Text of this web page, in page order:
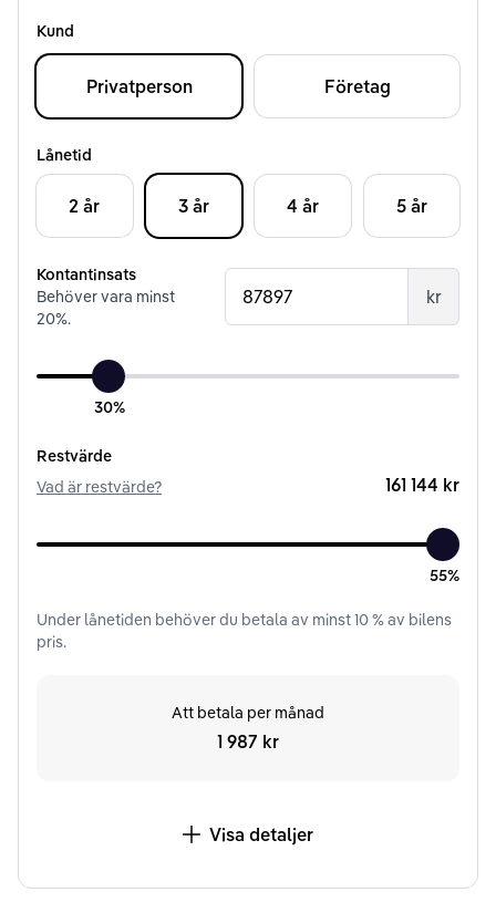
Kund
Privatperson Företag
Lånetid
2 år 3 år 4 år 5 år
Kontantinsats
Behöver vara minst
20%.
kr
30%
Restvärde
Vad är restvärde?
161 144 kr
55%
Under lånetiden behöver du betala av minst10% av bilens
pris.
Att betala per månad
1 987 kr
Visa detaljer